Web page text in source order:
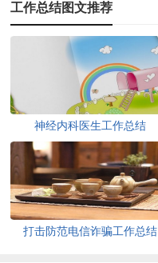
工作总结图文推荐
神经内科医生工作总结
打击防范电信诈骗工作总结